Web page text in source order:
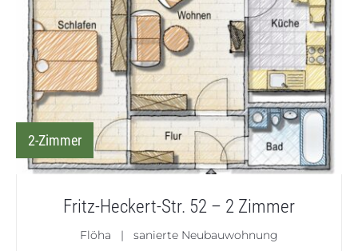
2-Zimmer
Fritz-Heckert-Str. 52 – 2 Zimmer
Flöha | sanierte Neubauwohnung